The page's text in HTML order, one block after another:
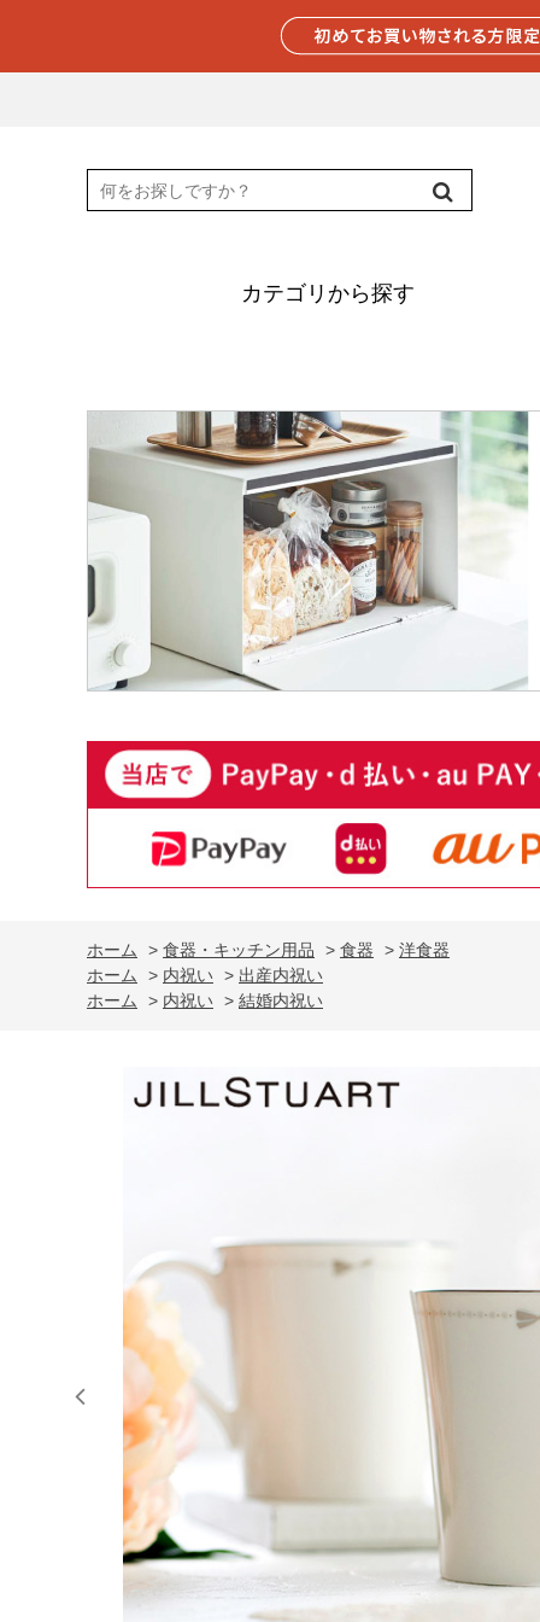
カテゴリから探す
ホーム > 食器・キッチン用品 > 食器 > 洋食器
ホーム
> 内祝い > 出産内祝い
ホーム
> 内祝い > 結婚内祝い